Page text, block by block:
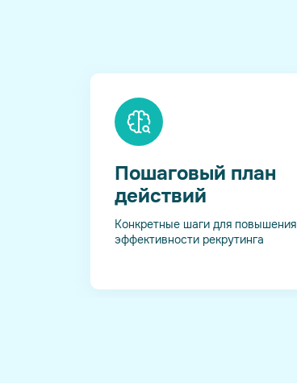
Конкретные шаги для повышения
эффективности рекрутинга
Пошаговый план
действий